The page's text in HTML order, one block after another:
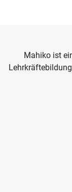
Mahiko ist